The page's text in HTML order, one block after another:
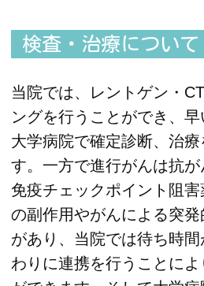
検査・治療について
当院では、レントゲン・
ングを行うことができ、
大学病院で確定診断、治
す。一方で進行がんは抗が
免疫チェックポイント阻
の副作用やがんによる突
があり、当院では待ち時
わりに連携を行うことに